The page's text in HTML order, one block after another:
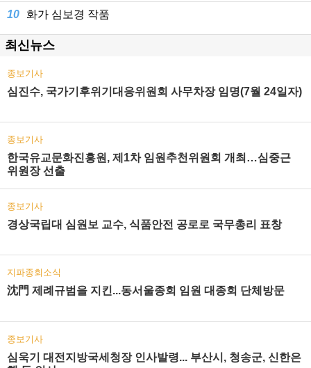
10 화가 심보경 작품
최신뉴스
종보기사
심진수, 국가기후위기대응위원회 사무차장 임명(7월 24일자)
종보기사
한국유교문화진흥원, 제1차 임원추천위원회 개최…심중근
위원장 선출
종보기사
경상국립대 심원보 교수, 식품안전 공로로 국무총리 표창
지파종회소식
沈門 제례규범을 지킨...동서울종회 임원 대종회 단체방문
종보기사
심욱기 대전지방국세청장 인사발령... 부산시, 청송군, 신한은